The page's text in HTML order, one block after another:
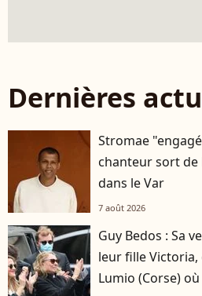
Dernières
Stromae
chanteur sort
dans le Var
7 août 2026
Guy Bedos : Sa
leur fille Victoria,
Lumio (Corse)